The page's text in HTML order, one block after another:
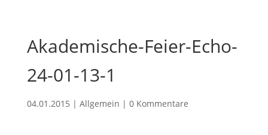
Akademische-Feier-Echo-
24-01-13-1
04.01.2015 | Allgemein | 0 Kommentare